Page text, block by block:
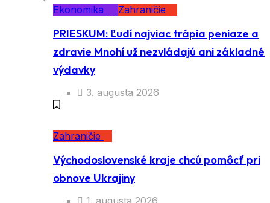
Ekonomika Zahraničie
PRIESKUM: Ľudí najviac trápia peniaze a
zdravie Mnohí už nezvládajú ani základné
výdavky
3. augusta 2026
Zahraničie
Východoslovenské kraje chcú pomôcť pri
obnove Ukrajiny